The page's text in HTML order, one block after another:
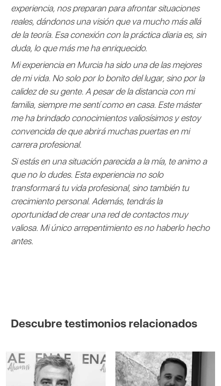
experiencia, nos preparan para afrontar situaciones
reales, dándonos una visión que va mucho más allá
de la teoría. Esa conexión con la práctica diaria es, sin
duda, lo que más me ha enriquecido.
Mi experiencia en Murcia ha sido una de las mejores
de mi vida. No solo por lo bonito del lugar, sino por la
calidez de su gente. A pesar de la distancia con mi
familia, siempre me sentí como en casa. Este máster
me ha brindado conocimientos valiosísimos y estoy
convencida de que abrirá muchas puertas en mi
carrera profesional.
Si estás en una situación parecida a la mía, te animo a
que no lo dudes. Esta experiencia no solo
transformará tu vida profesional, sino también tu
crecimiento personal. Además, tendrás la
oportunidad de crear una red de contactos muy
valiosa. Mi único arrepentimiento es no haberlo hecho
antes.
Descubre testimonios relacionados